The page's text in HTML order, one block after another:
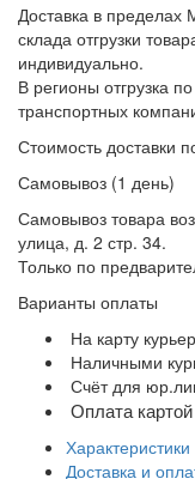
Доставка в пределах
склада отгрузки
индивидуально.
В регионы отгрузка
транспортных
Стоимость доставки
Самовывоз (1 день)
Самовывоз товара
улица, д. 2 стр. 34.
Только по
Варианты оплаты
На карту
Наличными
Счёт для
Оплата
Характеристики
Доставка и